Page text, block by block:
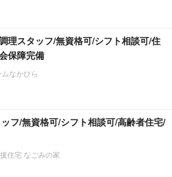
理スタッフ/無資格可/シフト相談可/住
保障完備
なかひら
フ/無資格可/シフト相談可/高齢者住宅/
住宅 なごみの家